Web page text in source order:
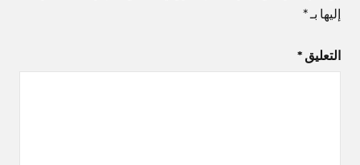
إليها بـ*
التعليق *